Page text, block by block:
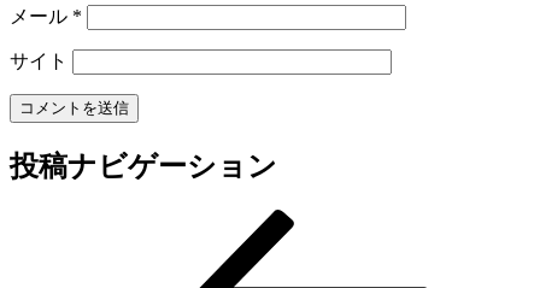
メール *
サイト
投稿ナビゲーション